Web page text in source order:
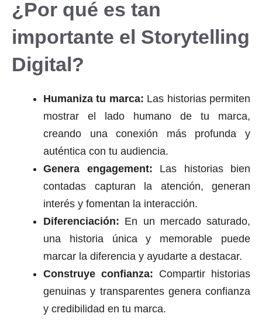
¿Por qué es tan
importante el Storytelling
Digital?
Humaniza tu marca: Las historias permiten
mostrar el lado humano de tu marca,
creando una conexión más profunda y
auténtica con tu audiencia.
Genera engagement: Las historias bien
contadas capturan la atención, generan
interés y fomentan la interacción.
Diferenciación: En un mercado saturado,
una historia única y memorable puede
marcar la diferencia y ayudarte a destacar.
Construye confianza: Compartir historias
genuinas y transparentes genera confianza
y credibilidad en tu marca.